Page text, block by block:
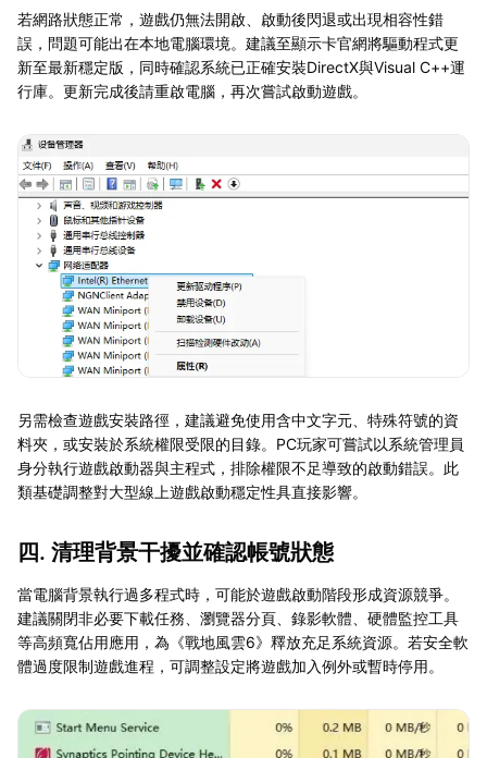
若網路狀態正常，遊戲仍無法開啟、啟動後閃退或出現相容性錯
誤，問題可能出在本地電腦環境。建議至顯示卡官網將驅動程式更
新至最新穩定版，同時確認系統已正確安裝DirectX與Visual C++運
行庫。更新完成後請重啟電腦，再次嘗試啟動遊戲。
另需檢查遊戲安裝路徑，建議避免使用含中文字元、特殊符號的資
料夾，或安裝於系統權限受限的目錄。PC玩家可嘗試以系統管理員
身分執行遊戲啟動器與主程式，排除權限不足導致的啟動錯誤。此
類基礎調整對大型線上遊戲啟動穩定性具直接影響。
四. 清理背景干擾並確認帳號狀態
當電腦背景執行過多程式時，可能於遊戲啟動階段形成資源競爭。
建議關閉非必要下載任務、瀏覽器分頁、錄影軟體、硬體監控工具
等高頻寬佔用應用，為《戰地風雲6》釋放充足系統資源。若安全軟
體過度限制遊戲進程，可調整設定將遊戲加入例外或暫時停用。